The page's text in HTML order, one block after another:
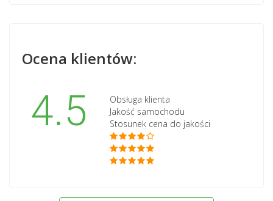
Ocena klientów:
4.5
Obsługa klienta
Jakość samochodu
Stosunek cena do jakości